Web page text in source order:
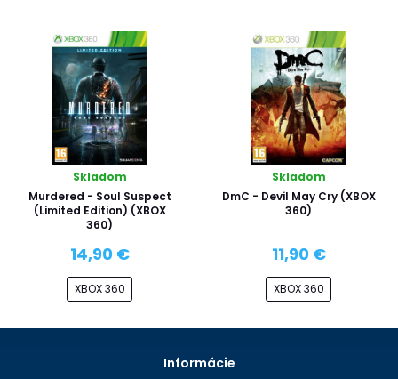
Skladom
Murdered - Soul Suspect
(Limited Edition) (XBOX
360)
14,90 €
XBOX 360
Skladom
DmC - Devil May Cry (XBOX
360)
11,90 €
XBOX 360
Informácie